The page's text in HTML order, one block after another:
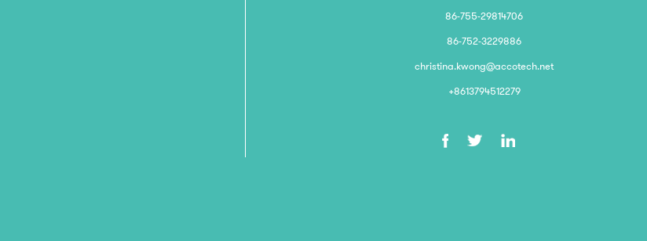
86-755-29814706
86-752-3229886
christina.kwong@accotech.net
+8613794512279